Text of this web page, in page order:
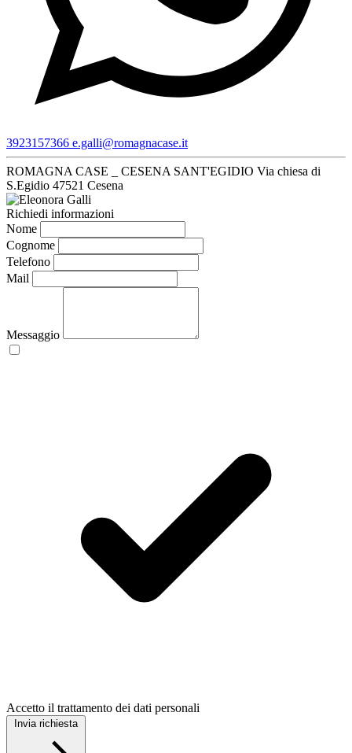
3923157366 e.galli@romagnacase.it
ROMAGNA CASE _ CESENA SANT'EGIDIO Via chiesa di
S.Egidio 47521 Cesena
Richiedi informazioni
Nome
Cognome
Telefono
Mail
Messaggio
Accetto il trattamento dei dati personali
Invia richiesta